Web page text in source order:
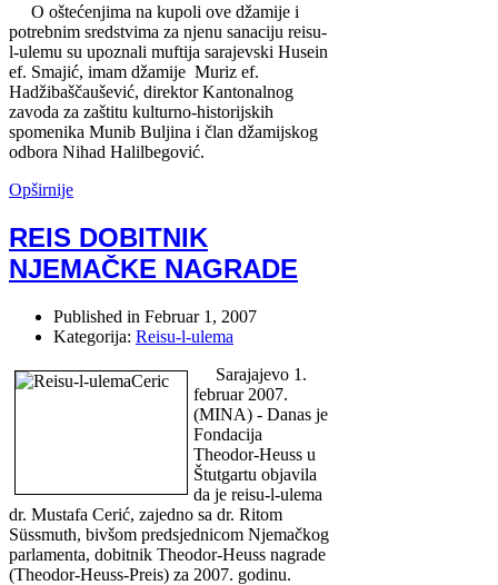
O oštećenjima na kupoli ove džamije i
potrebnim sredstvima za njenu sanaciju reisu-
l-ulemu su upoznali muftija sarajevski Husein
ef. Smajić, imam džamije Muriz ef.
Hadžibaščaušević, direktor Kantonalnog
zavoda za zaštitu kulturno-historijskih
spomenika Munib Buljina i član džamijskog
odbora Nihad Halilbegović.
Opširnije
REIS DOBITNIK
NJEMAČKE NAGRADE
Published in Februar 1, 2007
Kategorija: Reisu-l-ulema
Sarajajevo 1.
februar 2007.
(MINA) - Danas je
Fondacija
Theodor-Heuss u
Štutgartu objavila
da je reisu-l-ulema
dr. Mustafa Cerić, zajedno sa dr. Ritom
Süssmuth, bivšom predsjednicom Njemačkog
parlamenta, dobitnik Theodor-Heuss nagrade
(Theodor-Heuss-Preis) za 2007. godinu.